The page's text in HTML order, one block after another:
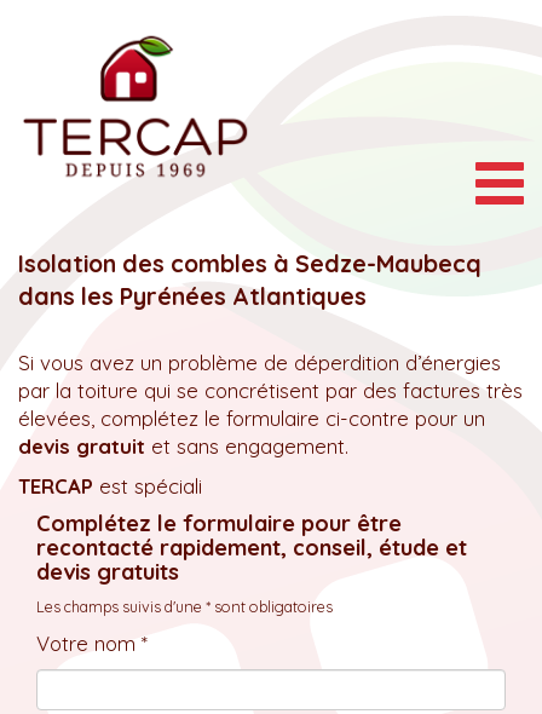
Isolation des combles à Sedze-Maubecq
dans les Pyrénées Atlantiques
Si vous avez un problème de déperdition d’énergies
par la toiture qui se concrétisent par des factures très
élevées, complétez le formulaire ci-contre pour un
devis gratuit et sans engagement.
TERCAP est spéciali
Complétez le formulaire pour être
recontacté rapidement, conseil, étude et
devis gratuits
Les champs suivis d'une * sont obligatoires
Votre nom *